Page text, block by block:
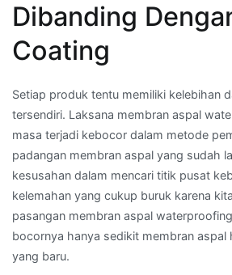
Dibanding
Coating
Setiap produk tentu memiliki kelebihan
tersendiri. Laksana membran aspal
masa terjadi kebocor dalam metode
padangan membran aspal yang sudah
kesusahan dalam mencari titik pusat
kelemahan yang cukup buruk karena
pasangan membran aspal
bocornya hanya sedikit membran aspal
yang baru.